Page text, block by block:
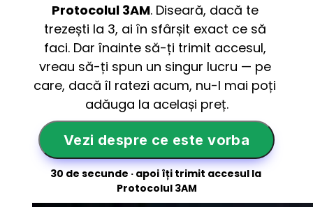
Protocolul 3AM. Diseară, dacă te
trezești la 3, ai în sfârșit exact ce să
faci. Dar înainte să-ți trimit accesul,
vreau să-ți spun un singur lucru — pe
care, dacă îl ratezi acum, nu-l mai poți
adăuga la același preț.
Vezi despre ce este vorba
30 de secunde · apoi îți trimit accesul la
Protocolul 3AM